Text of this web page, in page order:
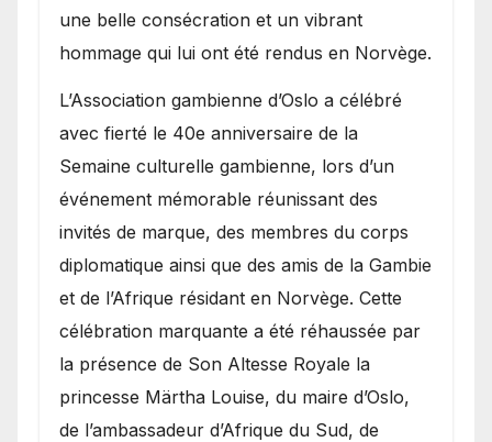
une belle consécration et un vibrant
hommage qui lui ont été rendus en Norvège.
​L’Association gambienne d’Oslo a célébré
avec fierté le 40e anniversaire de la
Semaine culturelle gambienne, lors d’un
événement mémorable réunissant des
invités de marque, des membres du corps
diplomatique ainsi que des amis de la Gambie
et de l’Afrique résidant en Norvège. Cette
célébration marquante a été réhaussée par
la présence de Son Altesse Royale la
princesse Märtha Louise, du maire d’Oslo,
de l’ambassadeur d’Afrique du Sud, de